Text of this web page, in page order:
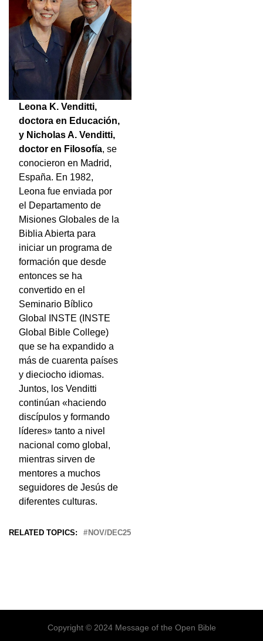
Leona K. Venditti,
doctora en Educación,
y Nicholas A. Venditti,
doctor en Filosofía, se
conocieron en Madrid,
España. En 1982,
Leona fue enviada por
el Departamento de
Misiones Globales de la
Biblia Abierta para
iniciar un programa de
formación que desde
entonces se ha
convertido en el
Seminario Bíblico
Global INSTE (INSTE
Global Bible College)
que se ha expandido a
más de cuarenta países
y dieciocho idiomas.
Juntos, los Venditti
continúan «haciendo
discípulos y formando
líderes» tanto a nivel
nacional como global,
mientras sirven de
mentores a muchos
seguidores de Jesús de
diferentes culturas.
RELATED TOPICS: NOV/DEC25
Copyright © 2024 Message of the Open Bible